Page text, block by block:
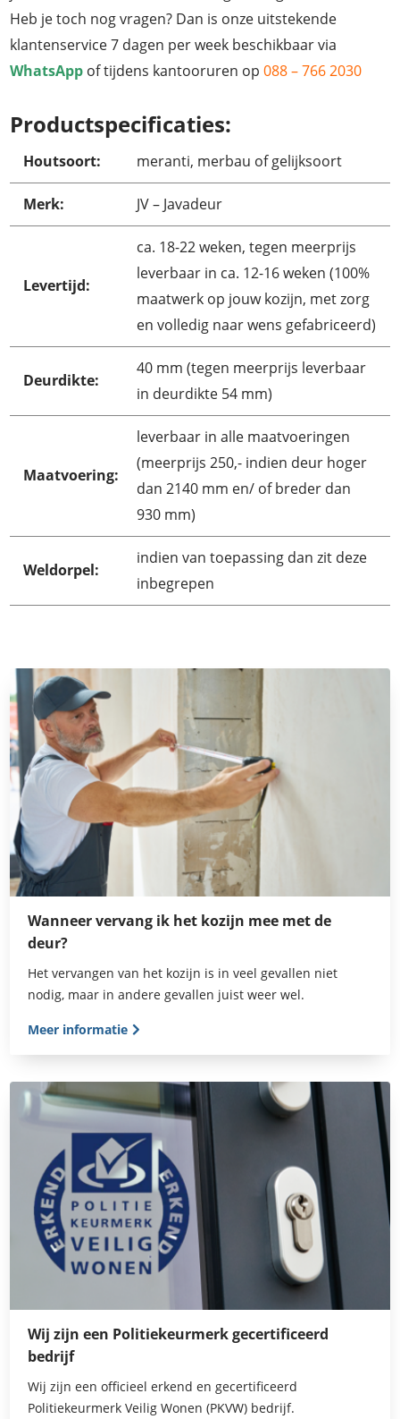
Heb je toch nog vragen? Dan is onze uitstekende
klantenservice 7 dagen per week beschikbaar via
WhatsApp of tijdens kantooruren op 088 – 766 2030
Productspecificaties:
Houtsoort: meranti, merbau of gelijksoort
Merk: JV – Javadeur
Levertijd:
ca. 18-22 weken, tegen meerprijs
leverbaar in ca. 12-16 weken (100%
maatwerk op jouw kozijn, met zorg
en volledig naar wens gefabriceerd)
Deurdikte:
40 mm (tegen meerprijs leverbaar
in deurdikte 54 mm)
Maatvoering:
leverbaar in alle maatvoeringen
(meerprijs 250,- indien deur hoger
dan 2140 mm en/ of breder dan
930 mm)
Weldorpel:
indien van toepassing dan zit deze
inbegrepen
Wanneer vervang ik het kozijn mee met de
deur?
Het vervangen van het kozijn is in veel gevallen niet
nodig, maar in andere gevallen juist weer wel.
Meer informatie
Wij zijn een Politiekeurmerk gecertificeerd
bedrijf
Wij zijn een officieel erkend en gecertificeerd
Politiekeurmerk Veilig Wonen (PKVW) bedrijf.